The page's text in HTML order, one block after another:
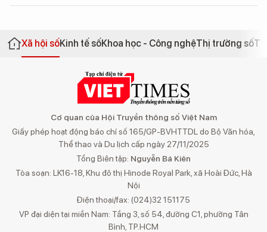
Xã hội sốKinh tế sốKhoa học - Công nghệThị trường số
Cơ quan của Hội Truyền thông số Việt Nam
Giấy phép hoạt động báo chí số 165/GP-BVHTTDL do Bộ Văn hóa,
Thể thao và Du lịch cấp ngày 27/11/2025
Tổng Biên tập: Nguyễn Bá Kiên
Tòa soạn: LK16-18, Khu đô thị Hinode Royal Park, xã Hoài Đức, Hà
Nội
Điện thoại/fax: (024)32 151175
VP đại diện tại miền Nam: Tầng 3, số 54, đường C1, phường Tân
Bình, TP.HCM